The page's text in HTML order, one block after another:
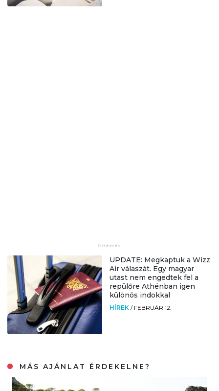
UPDATE: Megkaptuk a Wizz
Air válaszát. Egy magyar
utast nem engedtek fel a
repülőre Athénban igen
különös indokkal
HÍREK / FEBRUÁR 12.
MÁS AJÁNLAT ÉRDEKELNE?